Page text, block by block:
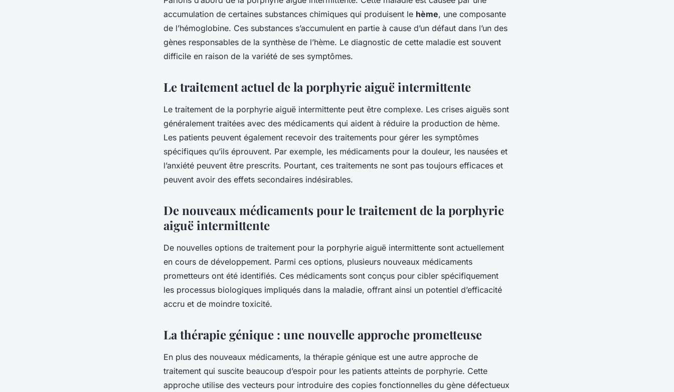
accumulation de certaines substances chimiques qui produisent le hème, une composante
de l’hémoglobine. Ces substances s’accumulent en partie à cause d’un défaut dans l’un des
gènes responsables de la synthèse de l’hème. Le diagnostic de cette maladie est souvent
difficile en raison de la variété de ses symptômes.
Le traitement actuel de la porphyrie aiguë intermittente
Le traitement de la porphyrie aiguë intermittente peut être complexe. Les crises aiguës sont
généralement traitées avec des médicaments qui aident à réduire la production de hème.
Les patients peuvent également recevoir des traitements pour gérer les symptômes
spécifiques qu’ils éprouvent. Par exemple, les médicaments pour la douleur, les nausées et
l’anxiété peuvent être prescrits. Pourtant, ces traitements ne sont pas toujours efficaces et
peuvent avoir des effets secondaires indésirables.
De nouveaux médicaments pour le traitement de la porphyrie
aiguë intermittente
De nouvelles options de traitement pour la porphyrie aiguë intermittente sont actuellement
en cours de développement. Parmi ces options, plusieurs nouveaux médicaments
prometteurs ont été identifiés. Ces médicaments sont conçus pour cibler spécifiquement
les processus biologiques impliqués dans la maladie, offrant ainsi un potentiel d’efficacité
accru et de moindre toxicité.
La thérapie génique : une nouvelle approche prometteuse
En plus des nouveaux médicaments, la thérapie génique est une autre approche de
traitement qui suscite beaucoup d’espoir pour les patients atteints de porphyrie. Cette
approche utilise des vecteurs pour introduire des copies fonctionnelles du gène défectueux